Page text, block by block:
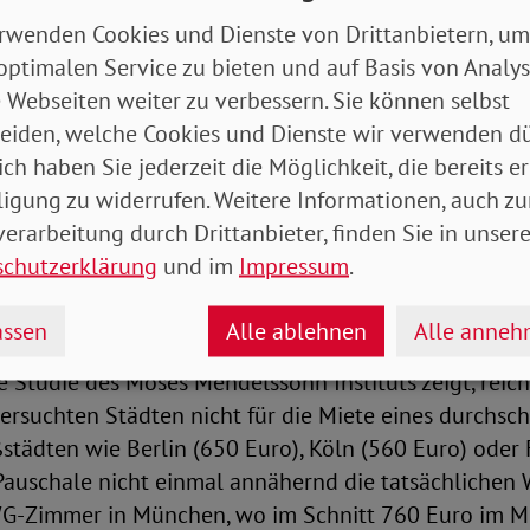
reicht nicht für Mietkosten
dass diese Summen nicht ausreichen, um
zu decken.
von 452 Euro unterschreitet angesichts der
Existenzminimum. Außerdem deckt die
von 360 Euro an vielen Orten nicht einmal die
die SoVD-Vorstandsvorsitzende Michaela
Studie des Moses Mendelssohn Instituts zeigt,
Städten nicht für die Miete eines
wie Berlin (650 Euro), Köln (560 Euro)
nicht einmal annähernd die tatsächlichen
Zimmer in München, wo im Schnitt 760 Euro im
Cookies und Dienste von Drittanbietern,
Service zu bieten und auf Basis von
Webseiten weiter zu verbessern. Sie können selbst
welche Cookies und Dienste wir verwenden
haben Sie jederzeit die Möglichkeit, die bereits
zu widerrufen. Weitere Informationen, auch
durch Drittanbieter, finden Sie in
und im Impressum.
Alle ablehnen Alle